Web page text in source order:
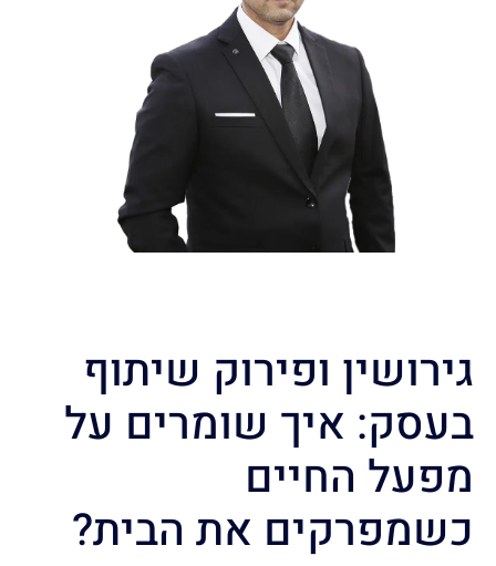
גירושין ופירוק שיתוף
בעסק: איך שומרים על
מפעל החיים
כשמפרקים את הבית?